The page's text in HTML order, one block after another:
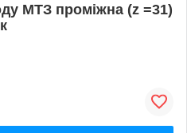
МТЗ проміжна (z =31)